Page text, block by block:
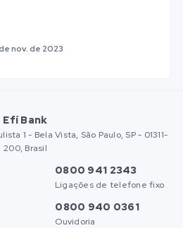
nov. de 2023
Efí Bank
1 - Bela Vista, São Paulo, SP - 01311-
200, Brasil
0800 941 2343
Ligações de telefone fixo
0800 940 0361
Ouvidoria